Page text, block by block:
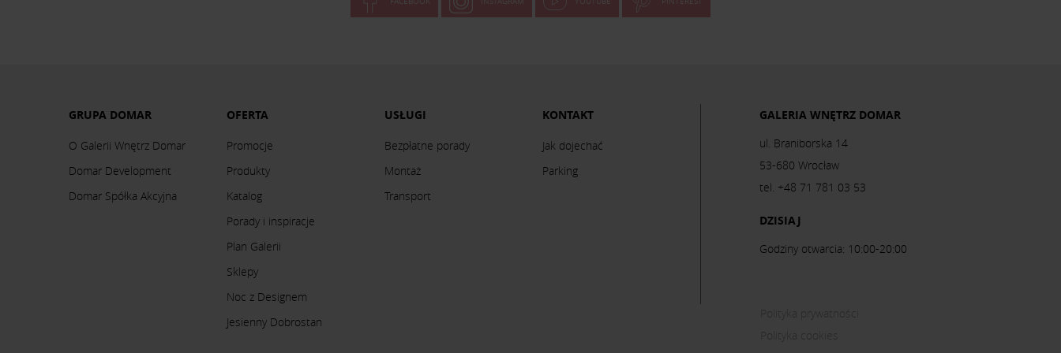
GRUPA DOMAR
O Galerii Wnętrz Domar
Domar Development
Domar Spółka Akcyjna
OFERTA
Promocje
Produkty
Katalog
Porady i inspiracje
Plan Galerii
Sklepy
Noc z Designem
Jesienny Dobrostan
USŁUGI
Bezpłatne porady
Montaż
Transport
KONTAKT
Jak dojechać
Parking
GALERIA WNĘTRZ DOMAR
ul. Braniborska 14
53-680 Wrocław
tel. +48 71 781 03 53
DZISIAJ
Godziny otwarcia: 10:00-20:00